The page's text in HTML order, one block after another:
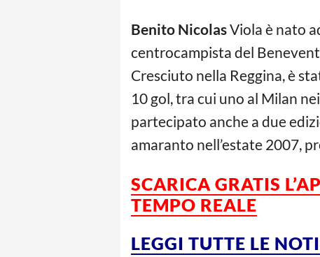
Benito NicolasViola è nato
centrocampista del
Cresciuto nella Reggina, è
10 gol, tra cui uno al Milan
partecipato anche a due
amaranto nell’estate 2007,
SCARICA GRATIS
TEMPO REALE
LEGGI TUTTE LE